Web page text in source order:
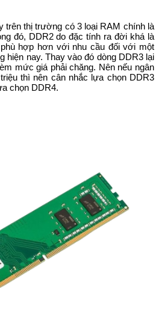
trên thị trường có 3 loại RAM chính là
đó, DDR2 do đặc tính ra đời khá là
hợp hơn với nhu cầu đối với một
hiện nay. Thay vào đó dòng DDR3 lại
mức giá phải chăng. Nên nếu ngân
thì nên cân nhắc lựa chọn DDR3
chọn DDR4.